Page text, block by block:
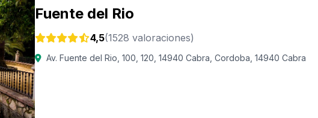
Fuente del Rio
4,5(1528 valoraciones)
Av. Fuente del Rio, 100, 120, 14940 Cabra, Cordoba, 14940 Cabra